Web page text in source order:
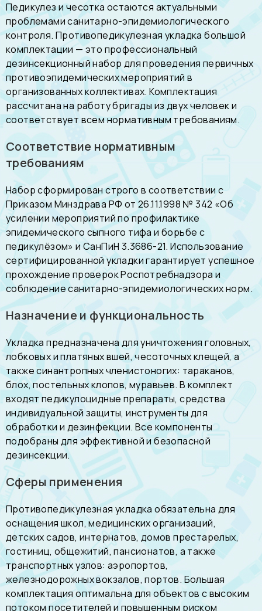
Педикулез и чесотка остаются актуальными
проблемами санитарно-эпидемиологического
контроля. Противопедикулезная укладка большой
комплектации — это профессиональный
дезинсекционный набор для проведения первичных
противоэпидемических мероприятий в
организованных коллективах. Комплектация
рассчитана на работу бригады из двух человек и
соответствует всем нормативным требованиям.
Соответствие нормативным
требованиям
Набор сформирован строго в соответствии с
Приказом Минздрава РФ от 26.11.1998 № 342 «Об
усилении мероприятий по профилактике
эпидемического сыпного тифа и борьбе с
педикулёзом» и СанПиН 3.3686-21. Использование
сертифицированной укладки гарантирует успешное
прохождение проверок Роспотребнадзора и
соблюдение санитарно-эпидемиологических норм.
Назначение и функциональность
Укладка предназначена для уничтожения головных,
лобковых и платяных вшей, чесоточных клещей, а
также синантропных членистоногих: тараканов,
блох, постельных клопов, муравьев. В комплект
входят педикулоцидные препараты, средства
индивидуальной защиты, инструменты для
обработки и дезинфекции. Все компоненты
подобраны для эффективной и безопасной
дезинсекции.
Сферы применения
Противопедикулезная укладка обязательна для
оснащения школ, медицинских организаций,
детских садов, интернатов, домов престарелых,
гостиниц, общежитий, пансионатов, а также
транспортных узлов: аэропортов,
железнодорожных вокзалов, портов. Большая
комплектация оптимальна для объектов с высоким
потоком посетителей и повышенным риском